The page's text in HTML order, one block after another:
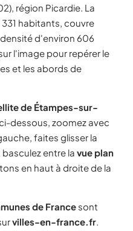
région Picardie. La
habitants, couvre
d'environ 606
l'image pour repérer le
et les abords de
de Étampes-sur-
dessous, zoomez avec
faites glisser la
entre la vue plan
en haut à droite de la
de France sont
villes-en-france.fr.